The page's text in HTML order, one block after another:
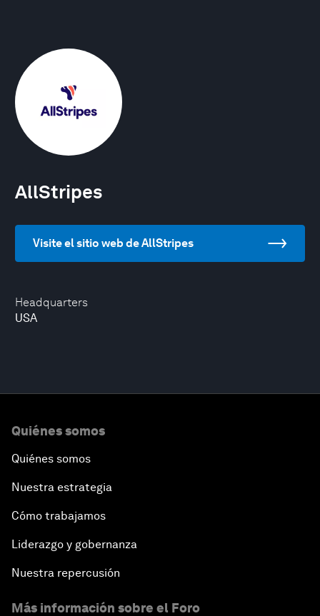
Headquarters
USA
AllStripes
Visite el sitio web de AllStripes
Quiénes somos
Quiénes somos
Nuestra estrategia
Cómo trabajamos
Liderazgo y gobernanza
Nuestra repercusión
Más información sobre el Foro